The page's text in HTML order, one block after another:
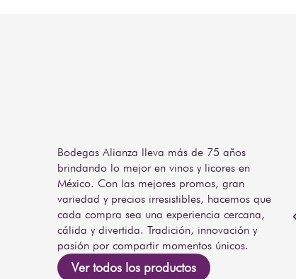
Bodegas Alianza lleva más de 75 años
brindando lo mejor en vinos y licores en
México. Con las mejores promos, gran
variedad y precios irresistibles, hacemos que
cada compra sea una experiencia cercana,
cálida y divertida. Tradición, innovación y
pasión por compartir momentos únicos.
Ver todos los productos